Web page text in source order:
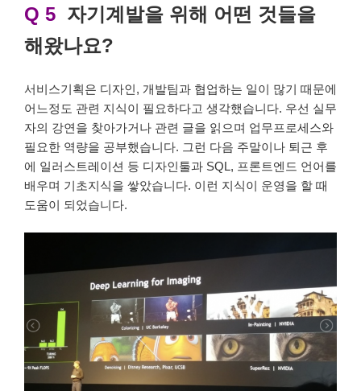
Q 5 자기계발을 위해 어떤 것들을
해왔나요?
서비스기획은 디자인, 개발팀과 협업하는 일이 많기 때문에
어느정도 관련 지식이 필요하다고 생각했습니다. 우선 실무
자의 강연을 찾아가거나 관련 글을 읽으며 업무프로세스와
필요한 역량을 공부했습니다. 그런 다음 주말이나 퇴근 후
에 일러스트레이션 등 디자인툴과 SQL, 프론트엔드 언어를
배우며 기초지식을 쌓았습니다. 이런 지식이 운영을 할 때
도움이 되었습니다.